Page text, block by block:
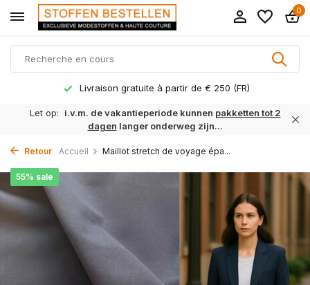
0
Livraison gratuite à partir de € 250 (FR)
Let op: i.v.m. de vakantieperiode kunnen pakketten tot 2
dagen langer onderweg zijn...
Retour Accueil Maillot stretch de voyage épa...
55% sale